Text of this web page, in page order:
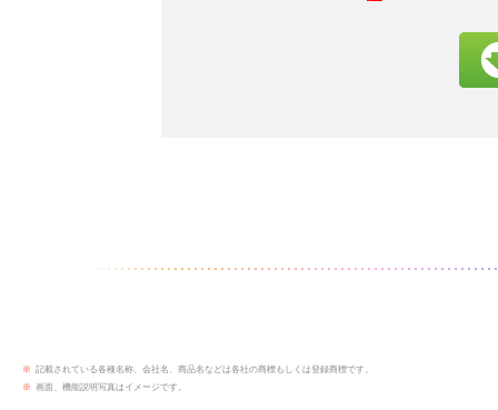
※ 記載されている各種名称、会社名、商品名などは各社の商標もしくは登録商標です。
※ 画面、機能説明写真はイメージです。